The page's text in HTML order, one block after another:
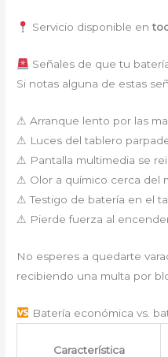
Servicio disponible en
Señales de que tu
Si notas alguna de estas
⚠ Arranque lento por las
⚠ Luces del tablero
⚠ Pantalla multimedia se
⚠ Olor a químico cerca del
⚠ Testigo de batería en el
⚠ Pierde fuerza al
No esperes a quedarte
recibiendo una multa por
Batería económica vs.
Característica